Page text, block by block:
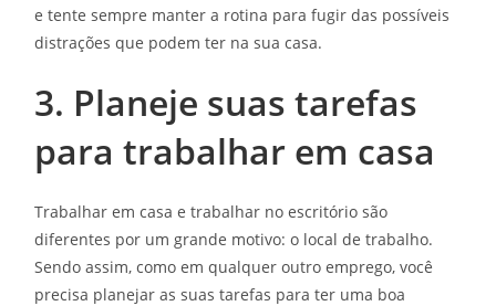
e tente sempre manter a rotina para fugir das possíveis
distrações que podem ter na sua casa.
3. Planeje suas tarefas
para trabalhar em casa
Trabalhar em casa e trabalhar no escritório são
diferentes por um grande motivo: o local de trabalho.
Sendo assim, como em qualquer outro emprego, você
precisa planejar as suas tarefas para ter uma boa